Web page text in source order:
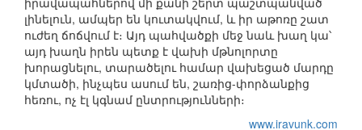
լինելուն, ամպեր են կուտակվում, և իր աթոռը շատ
ուժեղ ճոճվում է։ Այդ պահվածքի մեջ նաև խաղ կա՝
այդ խաղն իրեն պետք է վախի մթնոլորտը
խորացնելու, տարածելու համար վախեցած մարդը
կմտածի, ինչպես ասում են, շառից-փորձանքից
հեռու, ոչ էլ կգնամ ընտրությունների։
www.iravunk.com